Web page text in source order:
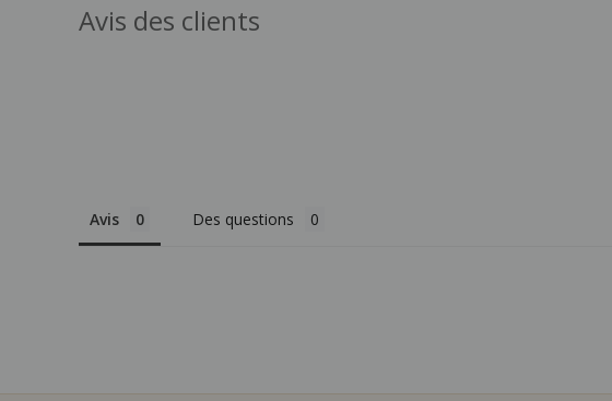
Avis des clients
Avis Des questions